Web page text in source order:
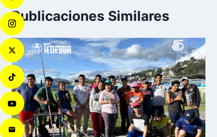
Publicaciones Similares